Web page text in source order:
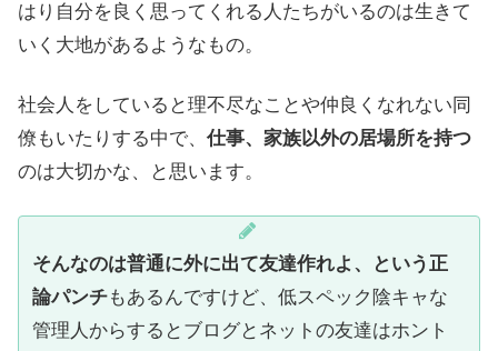
はり自分を良く思ってくれる人たちがいるのは生きて
いく大地があるようなもの。
社会人をしていると理不尽なことや仲良くなれない同
僚もいたりする中で、 仕事、家族以外の居場所を持つ
のは大切かな、と思います。
そんなのは普通に外に出て友達作れよ、という正
論パンチもあるんですけど、低スペック陰キャな
管理人からするとブログとネットの友達はホント